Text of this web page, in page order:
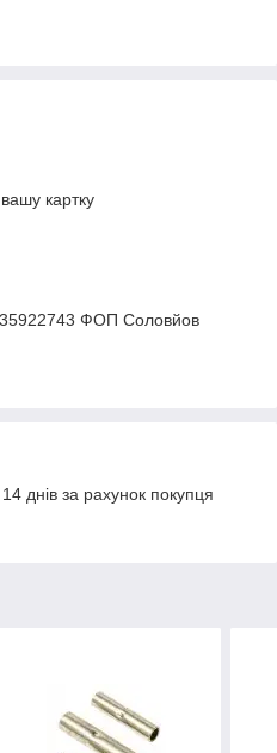
картку
ФОП Соловйов
днів за рахунок покупця